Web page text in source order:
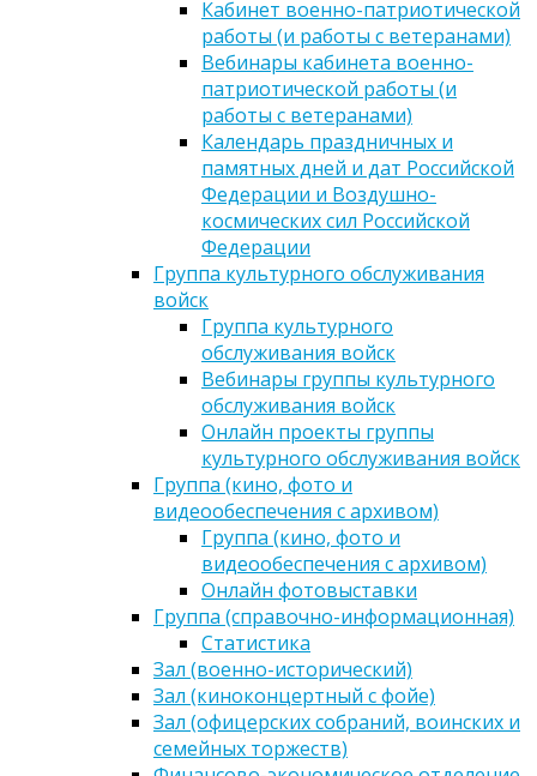
Кабинет военно-патриотической
работы (и работы с ветеранами)
Вебинары кабинета военно-
патриотической работы (и
работы с ветеранами)
Календарь праздничных и
памятных дней и дат Российской
Федерации и Воздушно-
космических сил Российской
Федерации
Группа культурного обслуживания
войск
Группа культурного
обслуживания войск
Вебинары группы культурного
обслуживания войск
Онлайн проекты группы
культурного обслуживания войск
Группа (кино, фото и
видеообеспечения с архивом)
Группа (кино, фото и
видеообеспечения с архивом)
Онлайн фотовыставки
Группа (справочно-информационная)
Статистика
Зал (военно-исторический)
Зал (киноконцертный с фойе)
Зал (офицерских собраний, воинских и
семейных торжеств)